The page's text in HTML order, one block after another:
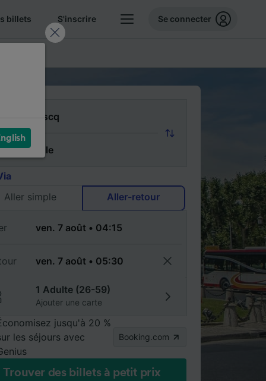
billets S'inscrire Se connecter
Aller simple
Aller-retour
1 Adulte (26-59)
Ajouter une carte
jusqu'à 20 %
les séjours avec
Booking.com
Trouver des billets à petit prix